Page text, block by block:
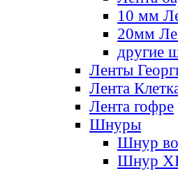
10 мм
20мм
другие
Ленты
Лента
Лента гофре
Шнуры
Шнур
Шнур